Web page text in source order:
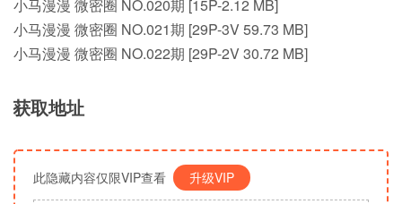
小马漫漫 微密圈 NO.020期 [15P-2.12 MB]
小马漫漫 微密圈 NO.021期 [29P-3V 59.73 MB]
小马漫漫 微密圈 NO.022期 [29P-2V 30.72 MB]
获取地址
此隐藏内容仅限VIP查看 升级VIP